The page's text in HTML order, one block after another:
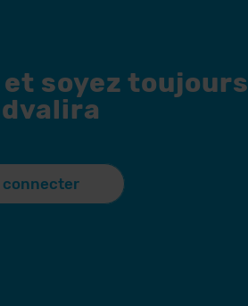
soyez toujours
connecter